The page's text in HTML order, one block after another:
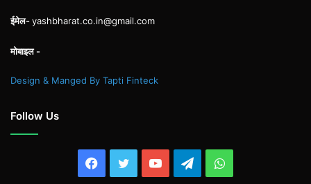
ईमेल-yashbharat.co.in@gmail.com
मोबाइल -
Design & Manged By Tapti Finteck
Follow Us
Facebook
TwitterYouTubeTelegramWhatsApp